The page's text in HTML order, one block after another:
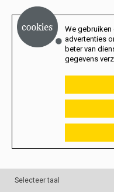
We
advertenties
beter van
gegevens
Selecteer taal